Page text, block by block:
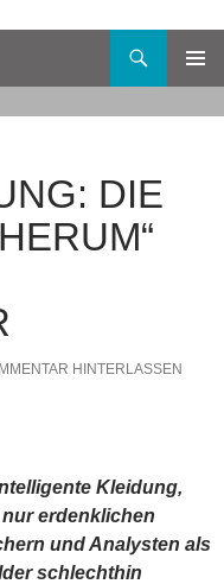
DIE
HINTERLASSEN
Kleidung,
erdenklichen
und Analysten als
schlechthin